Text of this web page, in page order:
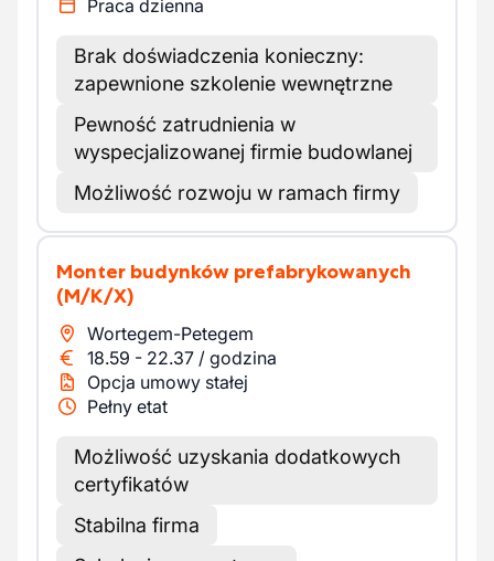
Praca dzienna
Brak doświadczenia konieczny:
zapewnione szkolenie wewnętrzne
Pewność zatrudnienia w
wyspecjalizowanej firmie budowlanej
Możliwość rozwoju w ramach firmy
Monter budynków prefabrykowanych
(M/K/X)
Wortegem-Petegem
18.59 - 22.37 / godzina
Opcja umowy stałej
Pełny etat
Możliwość uzyskania dodatkowych
certyfikatów
Stabilna firma